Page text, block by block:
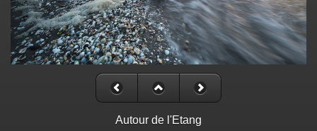
Autour de l'Etang